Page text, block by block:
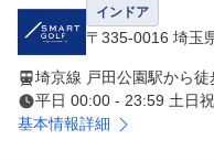
インドア
〒335-0016 埼玉
埼京線 戸田公園駅から徒
平日 00:00 - 23:59 土日
基本情報詳細